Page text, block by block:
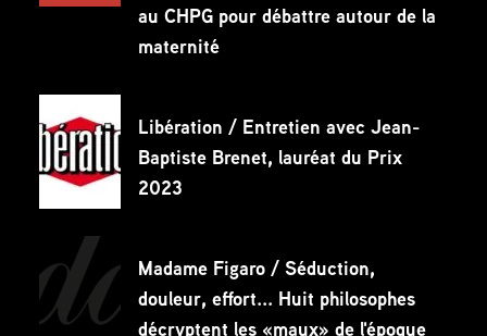
au CHPG pour débattre autour de la
maternité
Libération / Entretien avec Jean-
Baptiste Brenet, lauréat du Prix
2023
Madame Figaro / Séduction,
douleur, effort... Huit philosophes
décryptent les «maux» de l'époque